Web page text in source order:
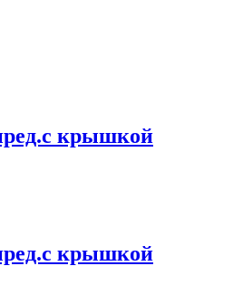
крышкой
крышкой